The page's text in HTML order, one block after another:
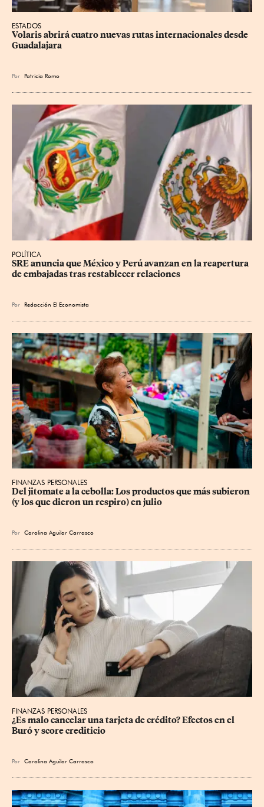
ESTADOS
Volaris abrirá cuatro nuevas rutas internacionales desde
Guadalajara
Por Patricia Romo
POLÍTICA
SRE anuncia que México y Perú avanzan en la reapertura
de embajadas tras restablecer relaciones
Por Redacción El Economista
FINANZAS PERSONALES
Del jitomate a la cebolla: Los productos que más subieron
(y los que dieron un respiro) en julio
Por Carolina Aguilar Carrasco
FINANZAS PERSONALES
¿Es malo cancelar una tarjeta de crédito? Efectos en el
Buró y score crediticio
Por Carolina Aguilar Carrasco